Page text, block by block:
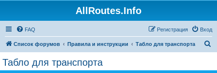
AllRoutes.Info
FAQ Вход
Регистрация
Список форумов Правила и инструкции Табло для транспорта
Табло для транспорта